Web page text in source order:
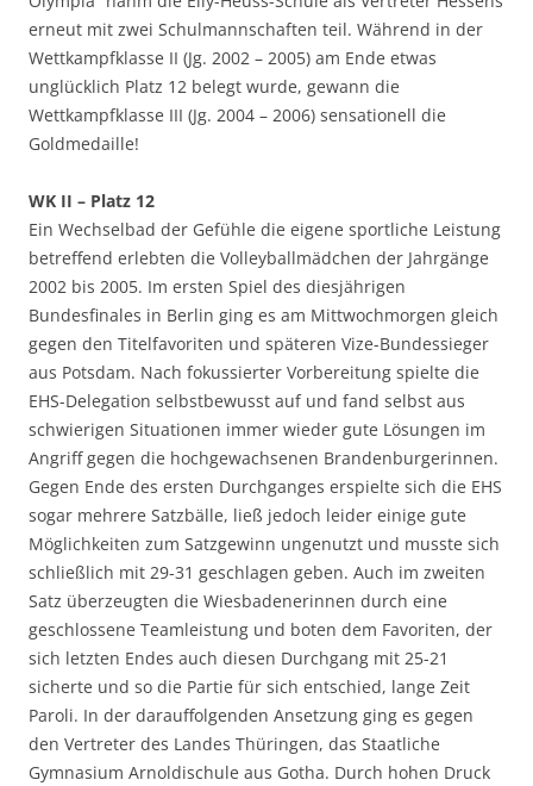
erneut mit zwei Schulmannschaften teil. Während in der
Wettkampfklasse II (Jg. 2002 – 2005) am Ende etwas
unglücklich Platz 12 belegt wurde, gewann die
Wettkampfklasse III (Jg. 2004 – 2006) sensationell die
Goldmedaille!
WK II – Platz 12
Ein Wechselbad der Gefühle die eigene sportliche Leistung
betreffend erlebten die Volleyballmädchen der Jahrgänge
2002 bis 2005. Im ersten Spiel des diesjährigen
Bundesfinales in Berlin ging es am Mittwochmorgen gleich
gegen den Titelfavoriten und späteren Vize-Bundessieger
aus Potsdam. Nach fokussierter Vorbereitung spielte die
EHS-Delegation selbstbewusst auf und fand selbst aus
schwierigen Situationen immer wieder gute Lösungen im
Angriff gegen die hochgewachsenen Brandenburgerinnen.
Gegen Ende des ersten Durchganges erspielte sich die EHS
sogar mehrere Satzbälle, ließ jedoch leider einige gute
Möglichkeiten zum Satzgewinn ungenutzt und musste sich
schließlich mit 29-31 geschlagen geben. Auch im zweiten
Satz überzeugten die Wiesbadenerinnen durch eine
geschlossene Teamleistung und boten dem Favoriten, der
sich letzten Endes auch diesen Durchgang mit 25-21
sicherte und so die Partie für sich entschied, lange Zeit
Paroli. In der darauffolgenden Ansetzung ging es gegen
den Vertreter des Landes Thüringen, das Staatliche
Gymnasium Arnoldischule aus Gotha. Durch hohen Druck